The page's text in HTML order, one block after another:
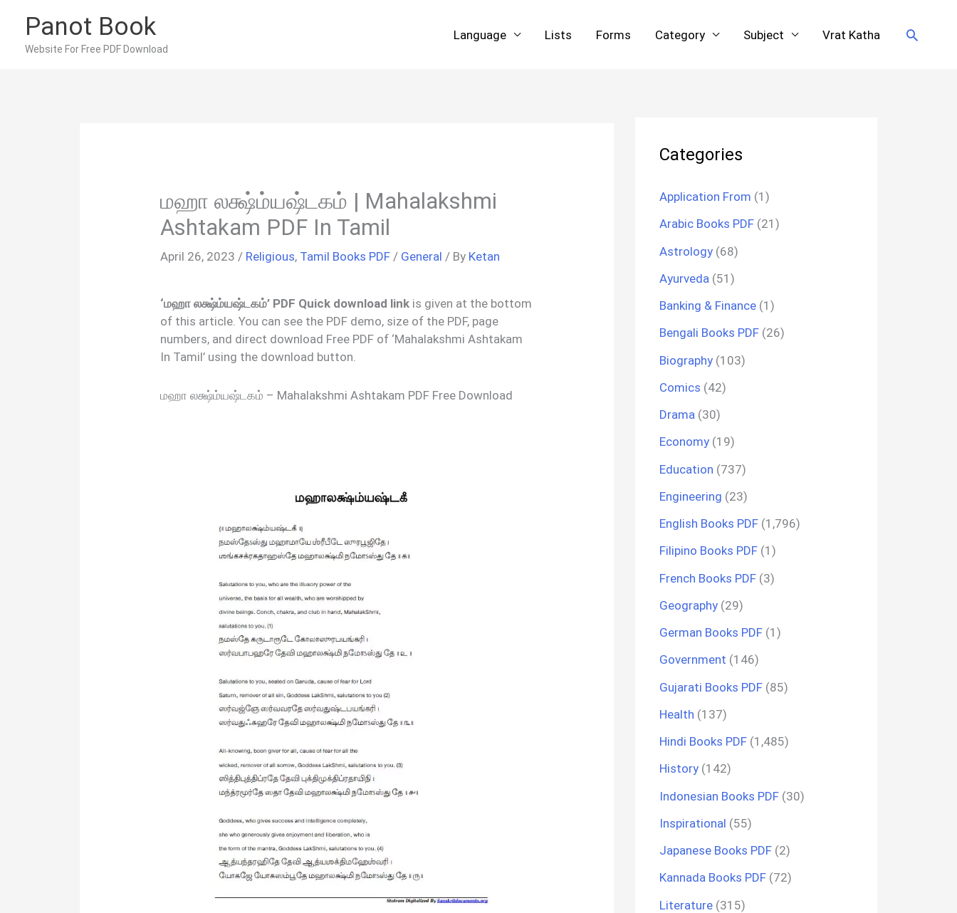
content
Panot Book
Website For Free PDF Download
Language Lists Forms Category Subject Vrat Katha Search
மஹா லக்ஷ்ம்யஷ்டகம் | Mahalakshmi
Ashtakam PDF In Tamil
April 26, 2023 / Religious, Tamil Books PDF / General / By Ketan
‘மஹா லக்ஷ்ம்யஷ்டகம்’ PDF Quick download link is given at the bottom
of this article. You can see the PDF demo, size of the PDF, page
numbers, and direct download Free PDF of ‘Mahalakshmi Ashtakam
In Tamil’ using the download button.
மஹா லக்ஷ்ம்யஷ்டகம் – Mahalakshmi Ashtakam PDF Free Download
Categories
Application From (1)
Arabic Books PDF (21)
Astrology (68)
Ayurveda (51)
Banking & Finance (1)
Bengali Books PDF (26)
Biography (103)
Comics (42)
Drama (30)
Economy (19)
Education (737)
Engineering (23)
English Books PDF (1,796)
Filipino Books PDF (1)
French Books PDF (3)
Geography (29)
German Books PDF (1)
Government (146)
Gujarati Books PDF (85)
Health (137)
Hindi Books PDF (1,485)
History (142)
Indonesian Books PDF (30)
Inspirational (55)
Japanese Books PDF (2)
Kannada Books PDF (72)
Literature (315)